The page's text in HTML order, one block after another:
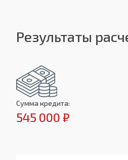
Результаты
Сумма кредита:
545 000 ₽